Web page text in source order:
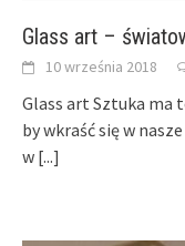
Glass art –
10 września 2018
Glass art Sztuka ma
by wkraść się w
w [...]